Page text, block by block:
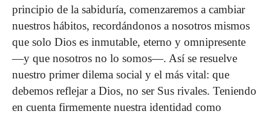
principio de la sa­biduría, comenzaremos a cambiar
nuestros hábitos, recordán­donos a nosotros mismos
que solo Dios es inmutable, eterno y omnipresente
—y que nosotros no lo somos—. Así se resuelve
nuestro primer dilema social y el más vital: que
debemos refle­jar a Dios, no ser Sus rivales. Teniendo
en cuenta firmemente nuestra identidad como